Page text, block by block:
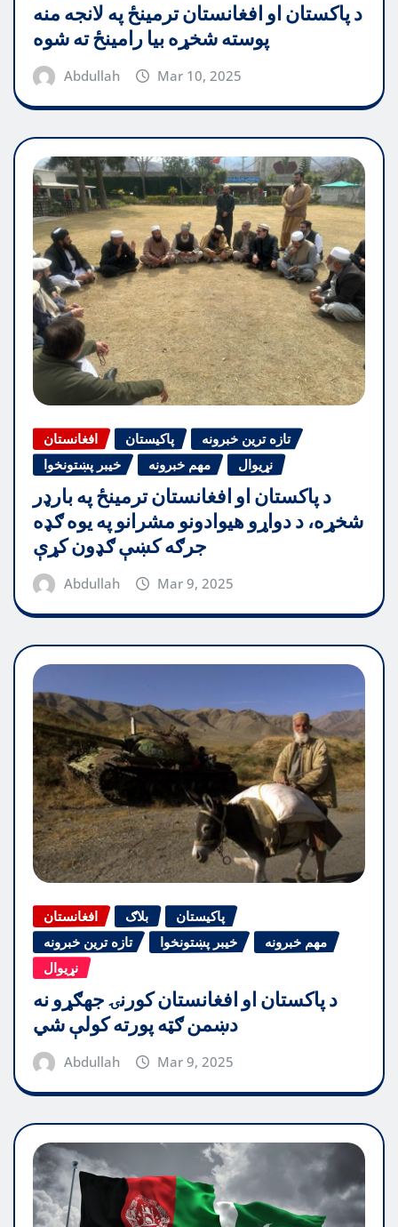
د پاکستان او افغانستان ترمینځ په لانجه منه
پوسته شخړه بیا رامینځ ته شوه
Abdullah Mar 10, 2025
افغانستان پاکیستان
تازه ترین خبرونه
خیبر پښتونخوا
مهم خبرونه نړیوال
د پاکستان او افغانستان ترمینځ په بارډر
شخړه، د دواړو هیوادونو مشرانو په یوه ګډه
جرګه کښې ګډون کړې
Abdullah Mar 9, 2025
افغانستان بلاګ
پاکیستان
تازه ترین خبرونه
خیبر پښتونخوا
مهم خبرونه
نړیوال
د پاکستان او افغانستان کورنۍ جهګړو نه
دښمن ګټه پورته کولې شي
Abdullah Mar 9, 2025